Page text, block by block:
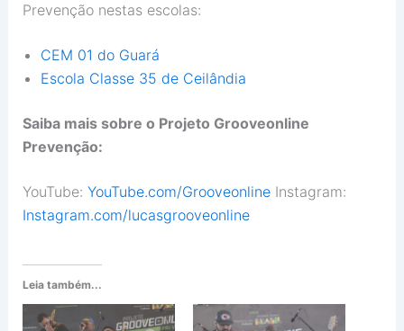
Prevenção nestas escolas:
CEM 01 do Guará
Escola Classe 35 de Ceilândia
Saiba mais sobre o Projeto Grooveonline
Prevenção:
YouTube: YouTube.com/Grooveonline Instagram:
Instagram.com/lucasgrooveonline
Leia também...